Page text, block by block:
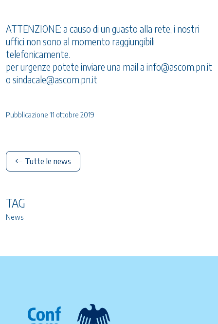
ATTENZIONE: a causo di un guasto alla rete, i nostri
uffici non sono al momento raggiungibili
telefonicamente.
per urgenze potete inviare una mail a info@ascom.pn.it
o sindacale@ascom.pn.it
Pubblicazione 11 ottobre 2019
Tutte le news
TAG
News